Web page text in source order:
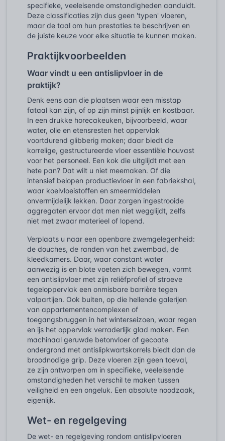
specifieke, veeleisende omstandigheden aanduidt.
Deze classificaties zijn dus geen 'typen' vloeren,
maar de taal om hun prestaties te beschrijven en
de juiste keuze voor elke situatie te kunnen maken.
Praktijkvoorbeelden
Waar vindt u een antislipvloer in de
praktijk?
Denk eens aan die plaatsen waar een misstap
fataal kan zijn, of op zijn minst pijnlijk en kostbaar.
In een drukke horecakeuken, bijvoorbeeld, waar
water, olie en etensresten het oppervlak
voortdurend glibberig maken; daar biedt de
korrelige, gestructureerde vloer essentiële houvast
voor het personeel. Een kok die uitglijdt met een
hete pan? Dat wilt u niet meemaken. Of die
intensief belopen productievloer in een fabriekshal,
waar koelvloeistoffen en smeermiddelen
onvermijdelijk lekken. Daar zorgen ingestrooide
aggregaten ervoor dat men niet wegglijdt, zelfs
niet met zwaar materieel of lopend.
Verplaats u naar een openbare zwemgelegenheid:
de douches, de randen van het zwembad, de
kleedkamers. Daar, waar constant water
aanwezig is en blote voeten zich bewegen, vormt
een antislipvloer met zijn reliëfprofiel of stroeve
tegeloppervlak een onmisbare barrière tegen
valpartijen. Ook buiten, op die hellende galerijen
van appartementencomplexen of
toegangsbruggen in het winterseizoen, waar regen
en ijs het oppervlak verraderlijk glad maken. Een
machinaal geruwde betonvloer of gecoate
ondergrond met antislipkwartskorrels biedt dan de
broodnodige grip. Deze vloeren zijn geen toeval,
ze zijn ontworpen om in specifieke, veeleisende
omstandigheden het verschil te maken tussen
veiligheid en een ongeluk. Een absolute noodzaak,
eigenlijk.
Wet- en regelgeving
De wet- en regelgeving rondom antislipvloeren